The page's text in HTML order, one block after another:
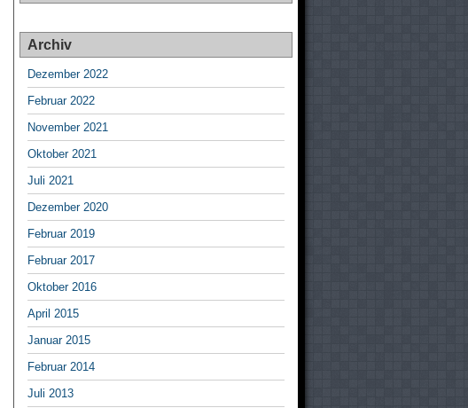
Archiv
Dezember 2022
Februar 2022
November 2021
Oktober 2021
Juli 2021
Dezember 2020
Februar 2019
Februar 2017
Oktober 2016
April 2015
Januar 2015
Februar 2014
Juli 2013